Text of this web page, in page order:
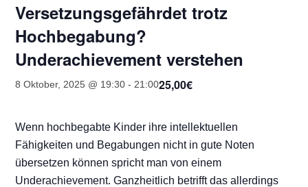
Versetzungsgefährdet trotz
Hochbegabung?
Underachievement verstehen
8 Oktober, 2025 @ 19:30 - 21:0025,00€
Wenn hochbegabte Kinder ihre intellektuellen
Fähigkeiten und Begabungen nicht in gute Noten
übersetzen können spricht man von einem
Underachievement. Ganzheitlich betrifft das allerdings